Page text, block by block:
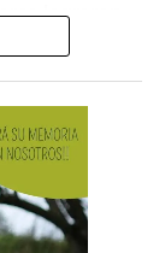
lograron
quedaron
distintos
3°
y, horas
misma
del robo,